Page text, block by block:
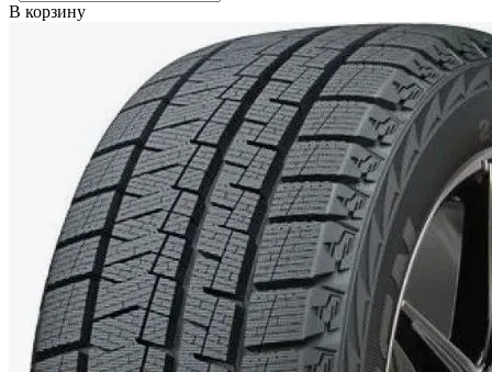
В корзину